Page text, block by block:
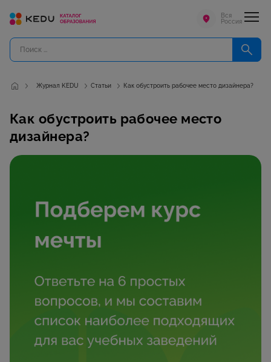
Вся
Россия
Журнал KEDU Статьи Как обустроить рабочее место дизайнера?
Как обустроить рабочее место
дизайнера?